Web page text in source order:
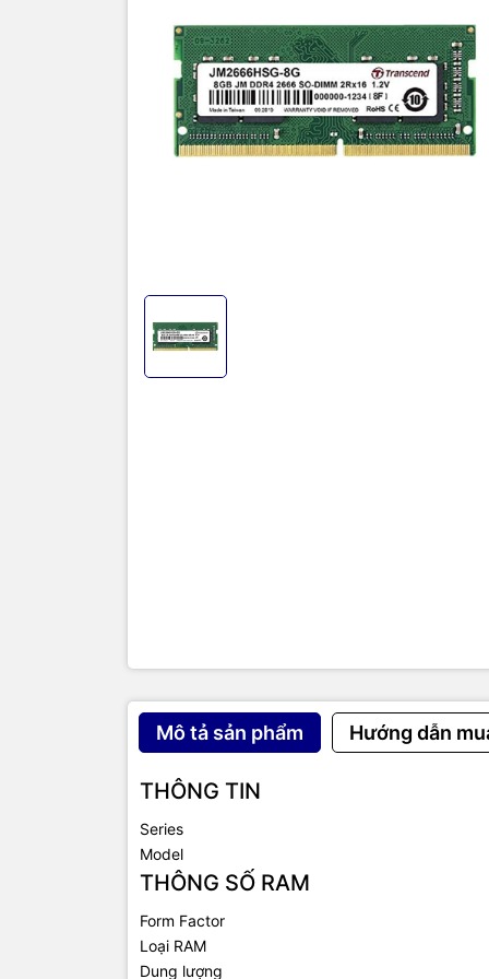
Mô tả sản phẩm Hướng dẫn
THÔNG TIN
Series
Model
THÔNG SỐ RAM
Form Factor
Loại RAM
Dung lượng
Model
Form Factor
Bao gồm
TIC.VN –
chuyên
của